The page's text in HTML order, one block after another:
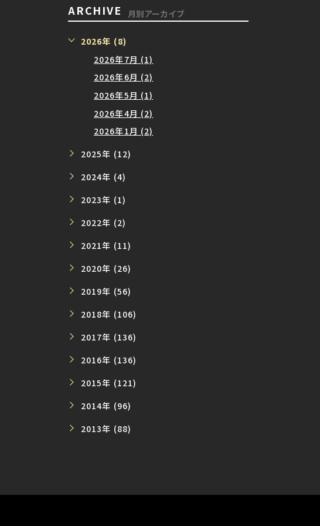
ARCHIVE 月別アーカイブ
2026年 (8)
2026年7月 (1)
2026年6月 (2)
2026年5月 (1)
2026年4月 (2)
2026年1月 (2)
2025年 (12)
2024年 (4)
2023年 (1)
2022年 (2)
2021年 (11)
2020年 (26)
2019年 (56)
2018年 (106)
2017年 (136)
2016年 (136)
2015年 (121)
2014年 (96)
2013年 (88)